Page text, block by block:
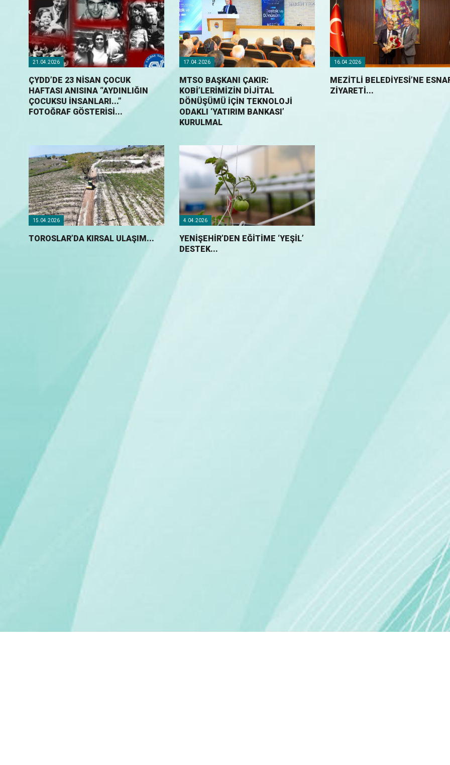
21.04.2026
ÇYDD’DE 23 NİSAN ÇOCUK
HAFTASI ANISINA “AYDINLIĞIN
ÇOCUKSU İNSANLARI...”
FOTOĞRAF GÖSTERİSİ...
17.04.2026
MTSO BAŞKANI ÇAKIR:
KOBİ’LERIMIZIN DIJITAL
DÖNÜŞÜMÜ IÇIN TEKNOLOJI
ODAKLI ‘YATIRIM BANKASI’
KURULMAL
16.04.2026
MEZİTLİ BELEDİYESİ’NE
ZİYARETİ...
15.04.2026
TOROSLAR’DA KIRSAL ULAŞIM...
4.04.2026
YENIŞEHIR’DEN EĞITIME ‘YEŞIL’
DESTEK...